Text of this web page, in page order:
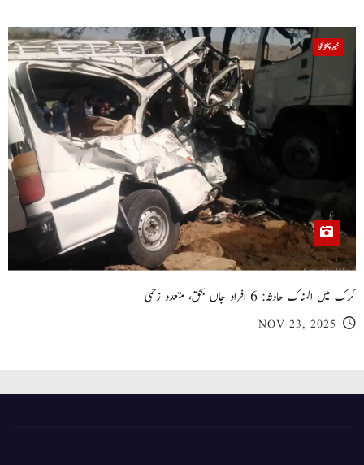
خیبر پختونخوا
کرک میں المناک حادثہ: 6 افراد جاں بحق، متعدد زخمی
NOV 23, 2025